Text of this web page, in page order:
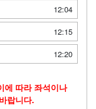
12:04
12:15
12:20
에 따라 좌석이나
랍니다.